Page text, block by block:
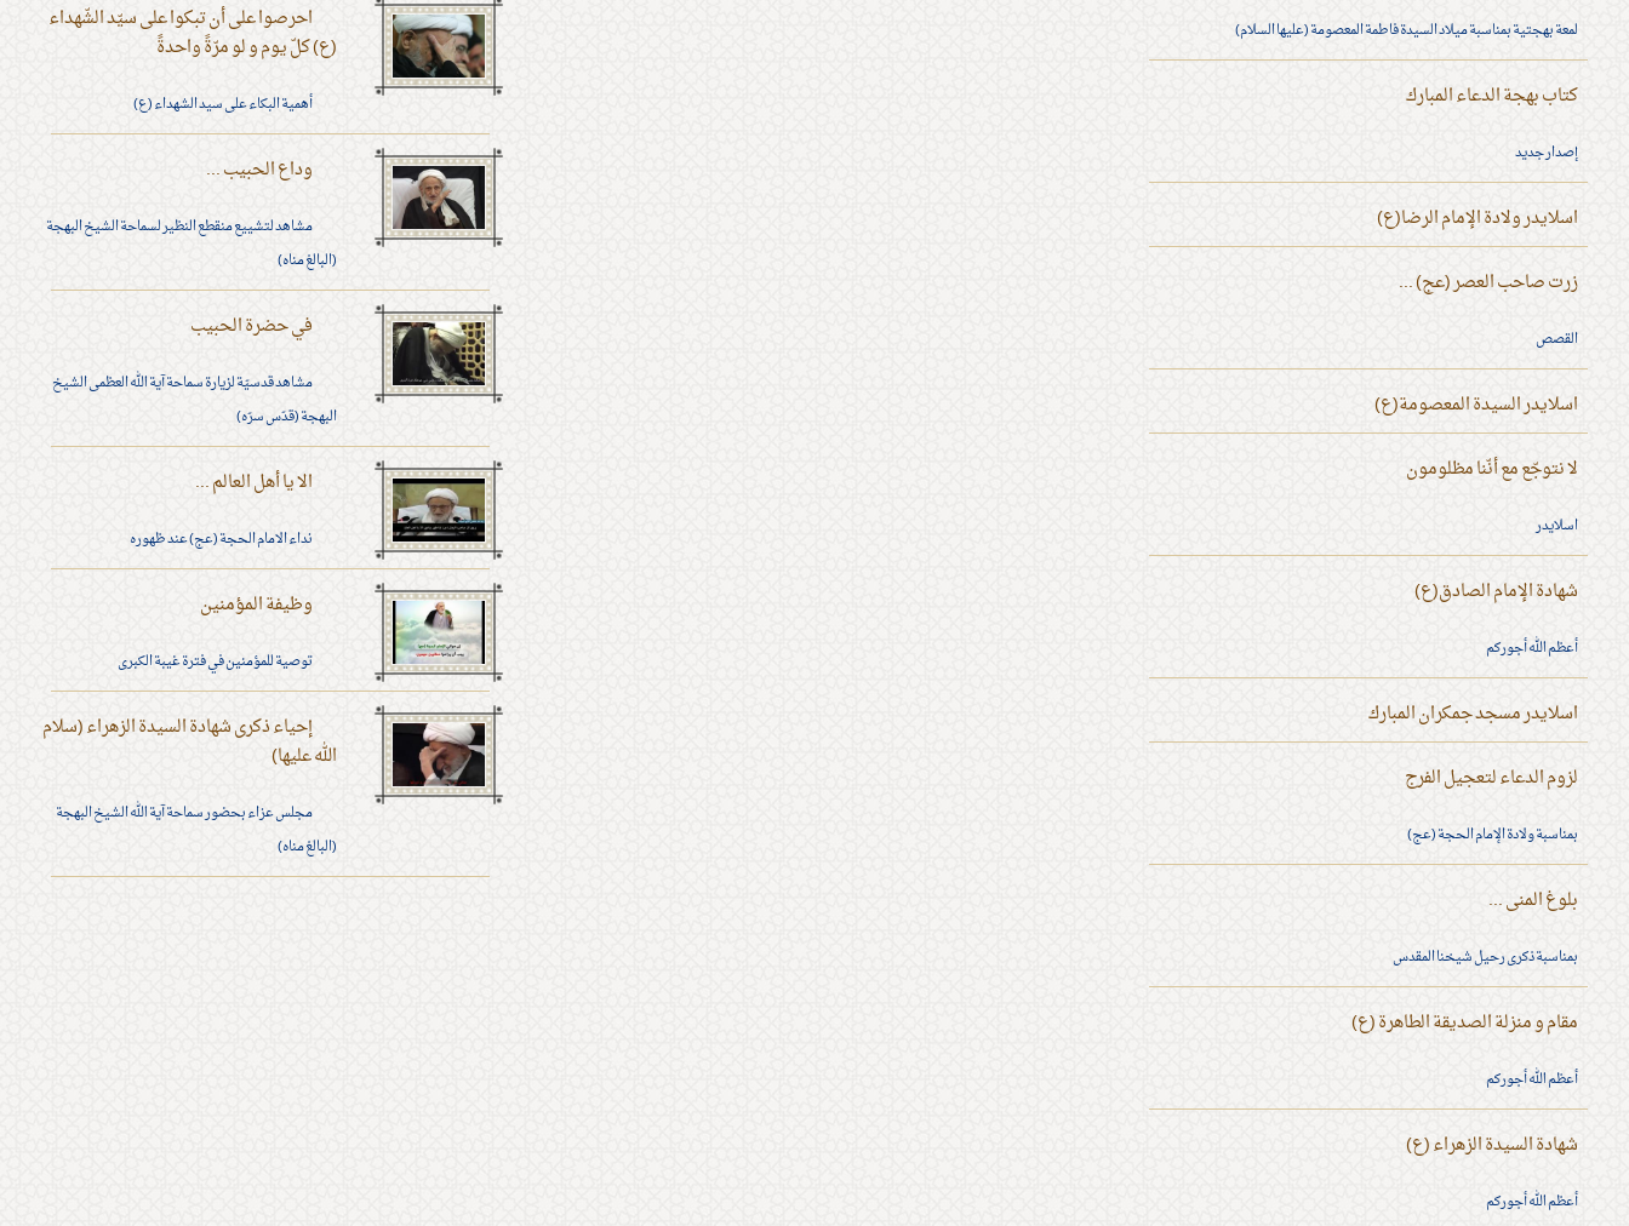
احرصوا على أن تبكوا على سيّد الشّهداء
(ع) كلّ يوم و لو مرّةً واحدةً
أهمية البكاء على سيد الشهداء (ع)
وداع الحبيب ...
مشاهد لتشييع منقطع النظير لسماحة الشيخ البهجة
(البالغ مناه)
في حضرة الحبيب
مشاهد قدسيّة لزيارة سماحة آية الله العظمى الشيخ
البهجة (قدّس سرّه)
الا يا أهل العالم ...
نداء الامام الحجة (عج) عند ظهوره
وظيفة المؤمنين
توصية للمؤمنين في فترة غيبة الكبرى
إحياء ذكرى شهادة السيدة الزهراء (سلام
الله عليها)
مجلس عزاء بحضور سماحة آية الله الشيخ البهجة
(البالغ مناه)
لمعة بهجتية بمناسبة ميلاد السيدة فاطمة المعصومة (عليها السلام)
كتاب بهجة الدعاء المبارك
إصدار جديد
اسلايدر ولادة الإمام الرضا(ع)
زرت صاحب العصر (عج) ...
القصص
اسلايدر السيدة المعصومة(ع)
لا نتوجّع مع أنّنا مظلومون
اسلايدر
شهادة الإمام الصادق(ع)
أعظم الله أجوركم
اسلايدر مسجد جمكران المبارك
لزوم الدعاء لتعجيل الفرج
بمناسبة ولادة الإمام الحجة (عج)
بلوغ المنى ...
بمناسبة ذكرى رحيل شيخنا المقدس
مقام و منزلة الصديقة الطاهرة (ع)
أعظم الله أجوركم
شهادة السيدة الزهراء (ع)
أعظم الله أجوركم